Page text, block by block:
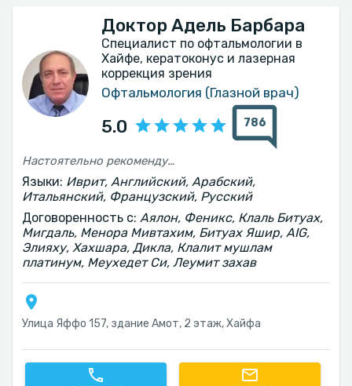
Доктор Адель Барбара
Специалист по офтальмологии в
Хайфе, кератоконус и лазерная
коррекция зрения
Офтальмология (Глазной врач)
5.0 786
Настоятельно рекомендую пройти подобное лечение и этот меняющий жизнь процесс у доктора Барбары. Всё прошло гладко и быстро благодаря профессионализму и опыту доктора Адель. Вдобавок к личному и уважительному отношению
Языки: Иврит, Английский, Арабский,
Итальянский, Французский, Русский
Договоренность с: Аялон, Феникс, Клаль Битуах,
Мигдаль, Менора Мивтахим, Битуах Яшир, AIG,
Элияху, Хахшара, Дикла, Клалит мушлам
платинум, Меухедет Си, Леумит захав
Улица Яффо 157, здание Амот, 2 этаж, Хайфа